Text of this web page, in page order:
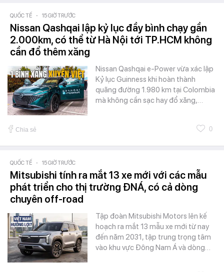
QUỐC TẾ - 15 GIỜ TRƯỚC
Nissan Qashqai lập kỷ lục đầy bình chạy gần
2.000km, có thể từ Hà Nội tới TP.HCM không
cần đổ thêm xăng
Nissan Qashqai e-Power vừa xác lập
Kỷ lục Guinness khi hoàn thành
quãng đường 1.980 km tại Colombia
mà không cần sạc hay đổ xăng,…
Chia sẻ 0
QUỐC TẾ - 15 GIỜ TRƯỚC
Mitsubishi tính ra mắt 13 xe mới với các mẫu
phát triển cho thị trường ĐNÁ, có cả dòng
chuyên off-road
Tập đoàn Mitsubishi Motors lên kế
hoạch ra mắt 13 mẫu xe mới từ nay
đến năm 2031, tập trung trọng tâm
vào khu vực Đông Nam Á và dòng…